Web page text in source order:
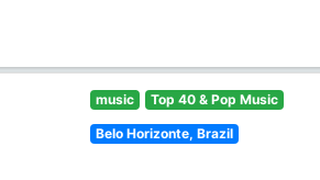
music Top 40 & Pop Music
Belo Horizonte, Brazil